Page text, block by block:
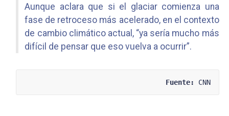
Aunque aclara que si el glaciar comienza una
fase de retroceso más acelerado, en el contexto
de cambio climático actual, “ya sería mucho más
difícil de pensar que eso vuelva a ocurrir”.
Fuente: CNN